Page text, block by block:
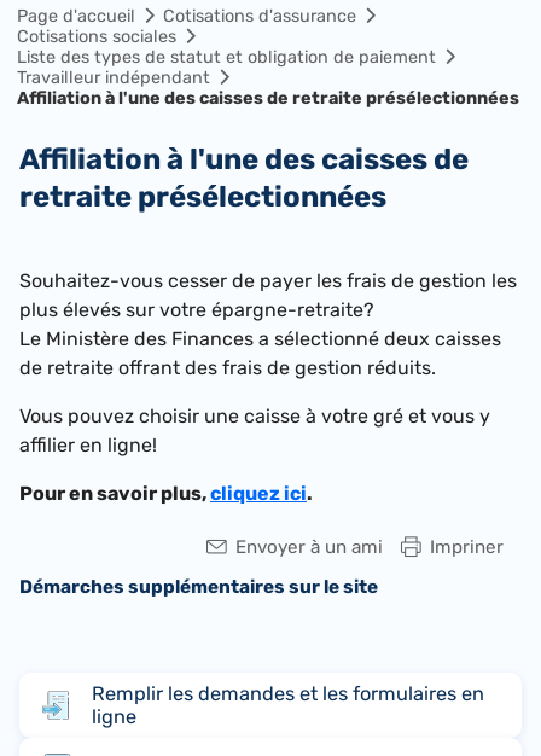
Page d'accueil
Cotisations d'assurance
Cotisations sociales
Liste des types de statut et obligation de paiement
Travailleur indépendant
Affiliation à l'une des caisses de retraite présélectionnées
Affiliation à l'une des caisses de
retraite présélectionnées
Souhaitez-vous cesser de payer les frais de gestion les
plus élevés sur votre épargne-retraite?
Le Ministère des Finances a sélectionné deux caisses
de retraite offrant des frais de gestion réduits.
Vous pouvez choisir une caisse à votre gré et vous y
affilier en ligne!
Pour en savoir plus,cliquez ici.
Impriner
Envoyer à un ami
Démarches supplémentaires sur le site
Remplir les demandes et les formulaires en
ligne